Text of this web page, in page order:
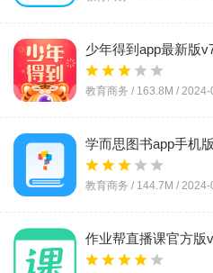
少年得到app最新版
教育商务 / 163.8M / 2024-
学而思图书app手机
教育商务 / 144.7M / 2024-
作业帮直播课官方版